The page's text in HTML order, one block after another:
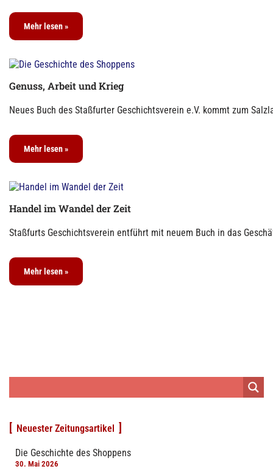
Mehr lesen »
Genuss, Arbeit und Krieg
Neues Buch des Staßfurter Geschichtsverein e.V. kommt zum
Mehr lesen »
Handel im Wandel der Zeit
Staßfurts Geschichtsverein entführt mit neuem Buch in das
Mehr lesen »
Neuester Zeitungsartikel
Die Geschichte des Shoppens
30. Mai 2026